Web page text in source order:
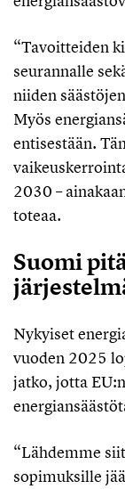
“Tavoitteiden
seurannalle
niiden
Myös
entisestään.
2030 –
toteaa.
Suomi
Nykyiset
vuoden 2025
jatko, jotta
“Lähdemme
sopimuksille